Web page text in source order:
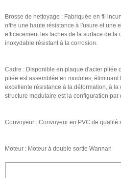
Brosse de nettoyage : Fabriquée en fil
offre une haute résistance à l'usure et une
efficacement les taches de la surface de
inoxydable résistant à la corrosion.
Cadre : Disponible en plaque d'acier pliée
pliée est assemblée en modules,
excellente résistance à la déformation, à la
structure modulaire est la configuration par
Convoyeur : Convoyeur en PVC de qualité
Moteur : Moteur à double sortie Wannan